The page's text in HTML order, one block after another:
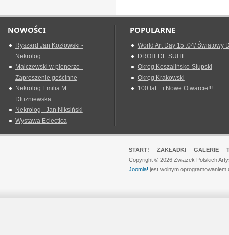
NOWOŚCI
Ryszard Jan Kozłowski -
Nekrolog
Malczewski w plenerze -
Zaproszenie gościnne
Nekrolog Emilia M.
Dłużniewska
Nekrolog - Jan Niksiński
Wystawa Eclectica
POPULARNE
World Art Day 15 .04/ Światowy
DROIT DE SUITE
Okreg Koszalińsko-Słupski
Okręg Krakowski
100 lat... i Nowe Otwarcie!!!
START! ZAKŁADKI GALERIE
Copyright © 2026 Związek Polskich
Joomla! jest wolnym